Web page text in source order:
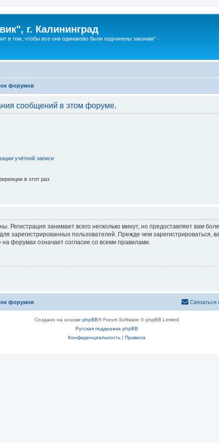
г. Калининград
в том, чтобы все они одинаково были подчинены законам" -
форумов
сообщений в этом форуме.
учётной записи
в этот раз
Регистрация занимает всего несколько минут, но предоставляет вам
зарегистрированных пользователей. Прежде чем зарегистрироваться,
форумах означает согласие со всеми правилами.
форумов Связаться
Создано на основе phpBB® Forum Software © phpBB Limited
Русская поддержка phpBB
Конфиденциальность| Правила